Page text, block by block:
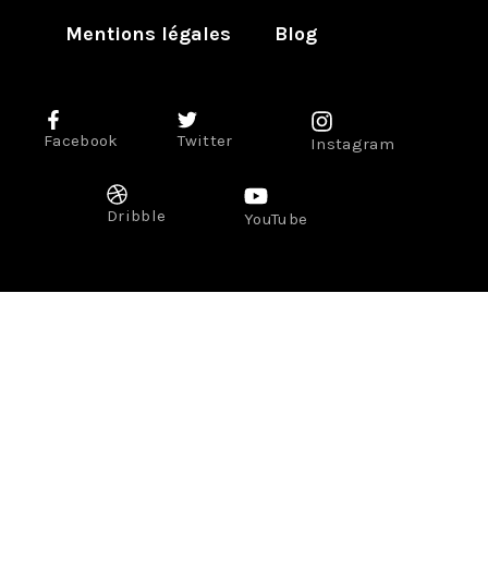
Mentions légales
Blog
Facebook Twitter Instagram
Dribble YouTube